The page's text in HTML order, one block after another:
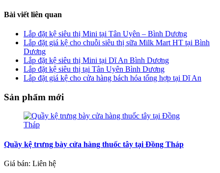
Bài viết liên quan
Lắp đặt kệ siêu thị Mini tại Tân Uyên – Bình Dương
Lắp đặt giá kệ cho chuỗi siêu thị sữa Milk Mart HT tại Bình
Dương
Lắp đặt kệ siêu thị Mini tại Dĩ An Bình Dương
Lắp đặt kệ siêu thị tại Tân Uyên Bình Dương
Lắp đặt giá kệ cho cửa hàng bách hóa tổng hợp tại Dĩ An
Sản phẩm mới
Quầy kệ trưng bày cửa hàng thuốc tây tại Đồng Tháp
Giá bán: Liên hệ